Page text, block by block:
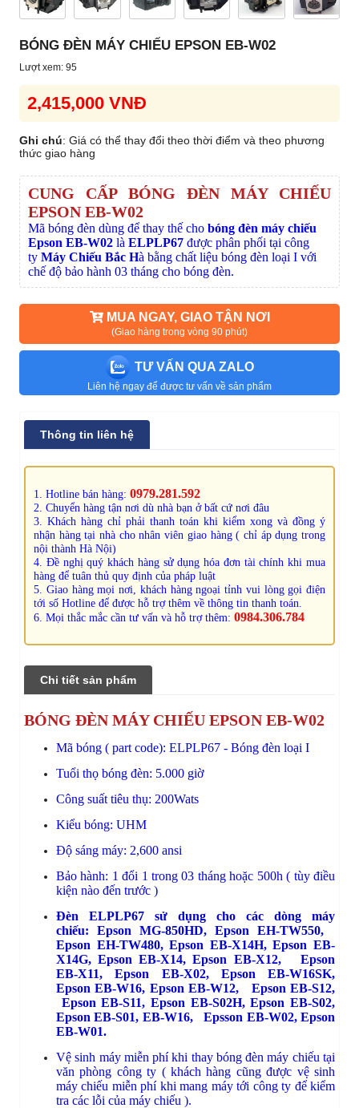
BÓNG ĐÈN MÁY CHIẾU EPSON EB-W02
Lượt xem: 95
2,415,000 VNĐ
Ghi chú: Giá có thể thay đổi theo thời điểm và theo phương
thức giao hàng
CUNG CẤP BÓNG ĐÈN MÁY CHIẾU
EPSON EB-W02
Mã bóng đèn dùng để thay thế cho bóng đèn máy chiếu
Epson EB-W02 là ELPLP67 được phân phối tại công
ty Máy Chiếu Bắc Hà bằng chất liệu bóng đèn loại I với
chế độ bảo hành 03 tháng cho bóng đèn.
MUA NGAY, GIAO TẬN NƠI
(Giao hàng trong vòng 90 phút)
TƯ VẤN QUA ZALO
Liên hệ ngay để được tư vấn về sản phẩm
Thông tin liên hệ
1. Hotline bán hàng: 0979.281.592
2. Chuyển hàng tận nơi dù nhà bạn ở bất cứ nơi đâu
3. Khách hàng chỉ phải thanh toán khi kiểm xong và đồng ý
nhận hàng tại nhà cho nhân viên giao hàng ( chỉ áp dụng trong
nội thành Hà Nội)
4. Đề nghị quý khách hàng sử dụng hóa đơn tài chính khi mua
hàng để tuân thủ quy định của pháp luật
5. Giao hàng mọi nơi, khách hàng ngoại tỉnh vui lòng gọi điện
tới số Hotline để được hỗ trợ thêm về thông tin thanh toán.
6. Mọi thắc mắc cần tư vấn và hỗ trợ thêm: 0984.306.784
Chi tiết sản phẩm
BÓNG ĐÈN MÁY CHIẾU EPSON EB-W02
Mã bóng ( part code): ELPLP67 - Bóng đèn loại I
Tuổi thọ bóng đèn: 5.000 giờ
Công suất tiêu thụ: 200Wats
Kiểu bóng: UHM
Độ sáng máy: 2,600 ansi
Bảo hành: 1 đổi 1 trong 03 tháng hoặc 500h ( tùy điều
kiện nào đến trước )
Đèn ELPLP67 sử dụng cho các dòng máy
chiếu: Epson MG-850HD, Epson EH-TW550,
Epson EH-TW480, Epson EB-X14H, Epson EB-
X14G, Epson EB-X14, Epson EB-X12,
Epson
EB-X11, Epson EB-X02,
Epson EB-W16, Epson EB-W12, Epson EB-S12,
Epson EB-S11, Epson EB-S02H, Epson EB-S02
Epson EB-S01, EB-W16, Epsson EB-W02, Epson
EB-W01.
Vệ sinh máy miễn phí khi thay bóng đèn máy chiếu tại
văn phòng công ty ( khách hàng cũng được vệ sinh
máy chiếu miễn phí khi mang máy tới công ty để kiểm
tra các lỗi của máy chiếu ).